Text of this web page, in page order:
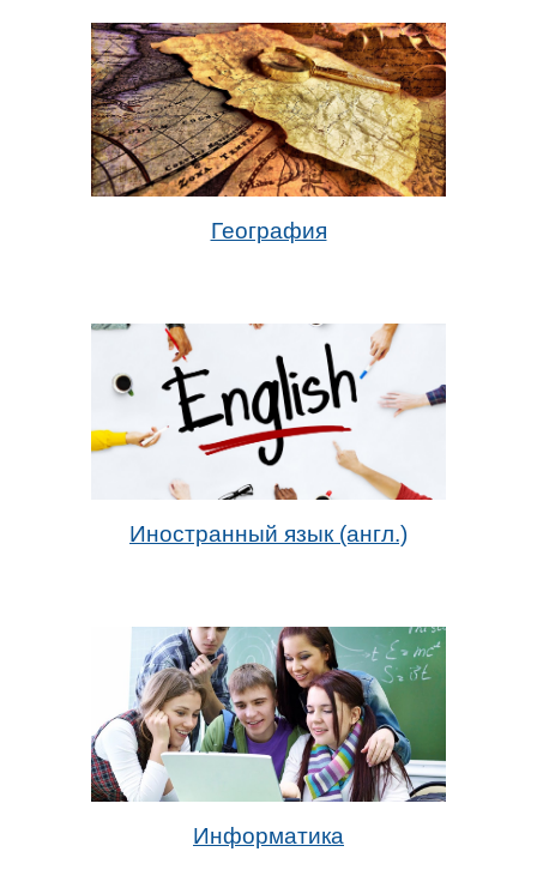
География
Иностранный язык (англ.)
Информатика